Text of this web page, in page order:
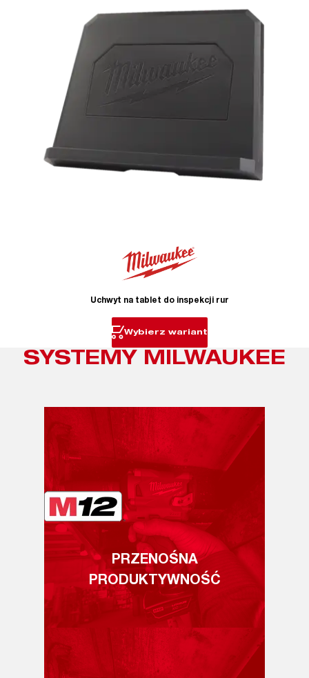
Uchwyt na tablet do inspekcji rur
Wybierz wariant
SYSTEMY MILWAUKEE
PRZENOŚNA
PRODUKTYWNOŚĆ